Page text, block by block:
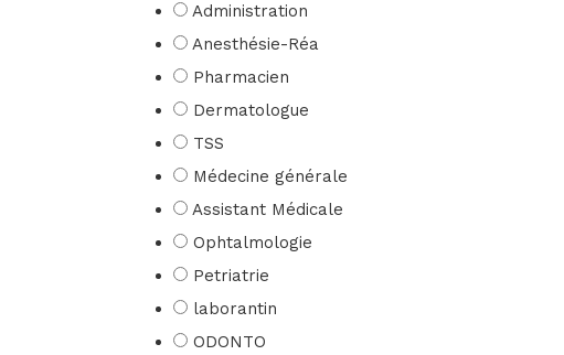
Administration
Anesthésie-Réa
Pharmacien
Dermatologue
TSS
Médecine générale
Assistant Médicale
Ophtalmologie
Petriatrie
laborantin
ODONTO